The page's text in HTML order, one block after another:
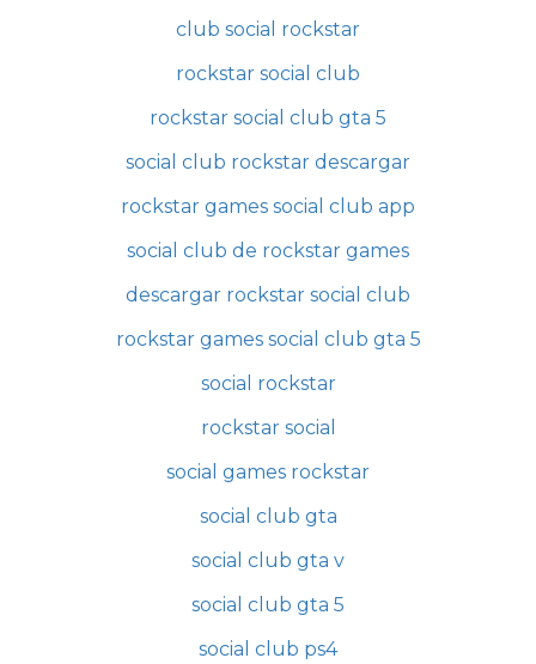
club social rockstar
rockstar social club
rockstar social club gta 5
social club rockstar descargar
rockstar games social club app
social club de rockstar games
descargar rockstar social club
rockstar games social club gta 5
social rockstar
rockstar social
social games rockstar
social club gta
social club gta v
social club gta 5
social club ps4